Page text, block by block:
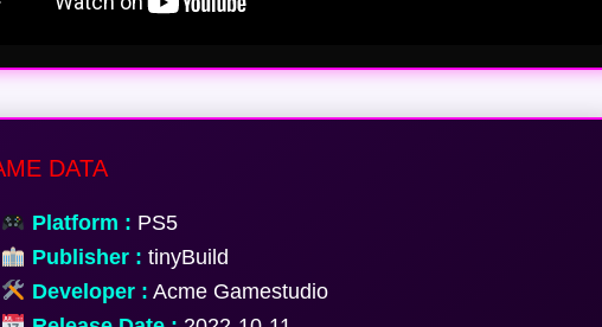
DATA
Platform : PS5
Publisher : tinyBuild
Developer : Acme Gamestudio